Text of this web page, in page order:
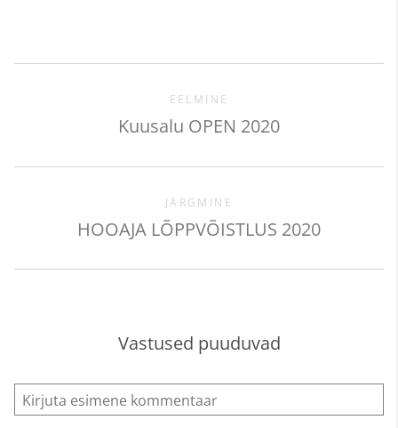
EELMINE
Kuusalu OPEN 2020
JÄRGMINE
HOOAJA LÕPPVÕISTLUS 2020
Vastused puuduvad